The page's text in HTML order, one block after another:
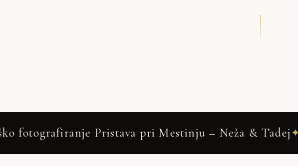
pri Mestinju – Neža & Tadej✦Pristava pri